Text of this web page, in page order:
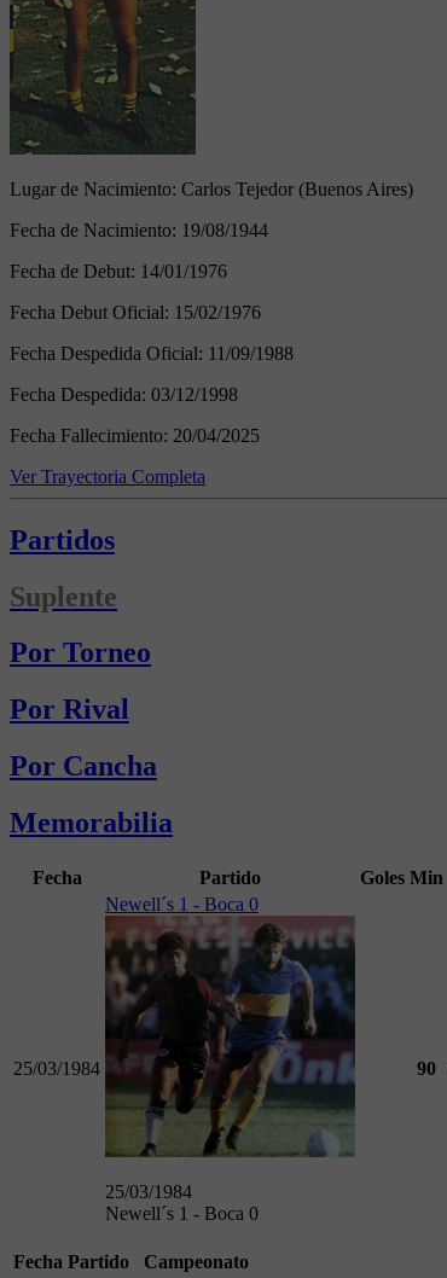
Lugar de Nacimiento: Carlos Tejedor (Buenos Aires)
Fecha de Nacimiento: 19/08/1944
Fecha de Debut: 14/01/1976
Fecha Debut Oficial: 15/02/1976
Fecha Despedida Oficial: 11/09/1988
Fecha Despedida: 03/12/1998
Fecha Fallecimiento: 20/04/2025
Ver Trayectoria Completa
Partidos
Suplente
Por Torneo
Por Rival
Por Cancha
Memorabilia
Fecha Partido Goles Min
25/03/1984
Newell´s 1 - Boca 0
25/03/1984
Newell´s 1 - Boca 0
90
Fecha Partido
Campeonato